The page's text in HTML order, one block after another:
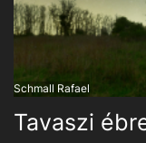
Schmall Rafael
Tavaszi